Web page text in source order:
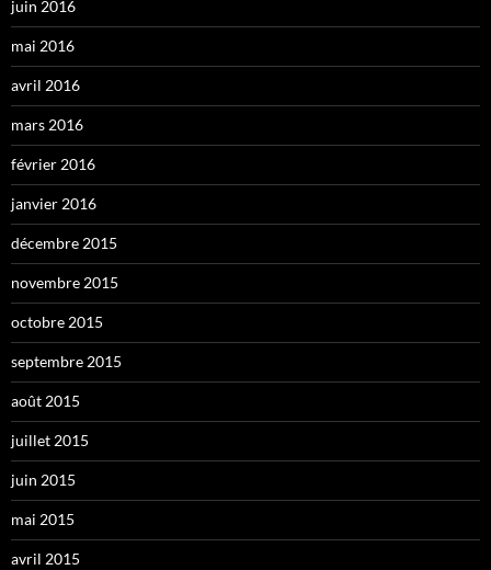
juin 2016
mai 2016
avril 2016
mars 2016
février 2016
janvier 2016
décembre 2015
novembre 2015
octobre 2015
septembre 2015
août 2015
juillet 2015
juin 2015
mai 2015
avril 2015